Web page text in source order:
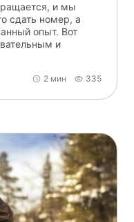
и мы
сдать номер, а
опыт. Вот
и
2 мин 335